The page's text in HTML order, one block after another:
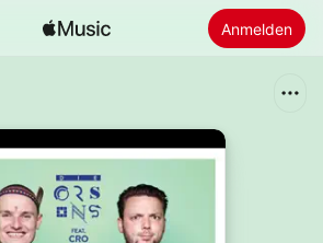
Anmelden
Apple Music installieren